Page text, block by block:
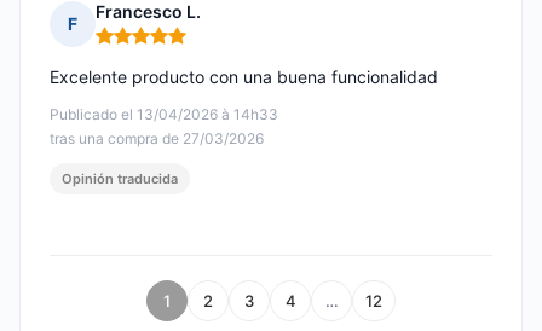
F
Francesco L.
Nota: 5 de 5
Publicado el 13/04/2026 à 14h33
tras una compra de 27/03/2026
Excelente producto con una buena funcionalidad
Opinión traducida
1 2 3 4 … 12